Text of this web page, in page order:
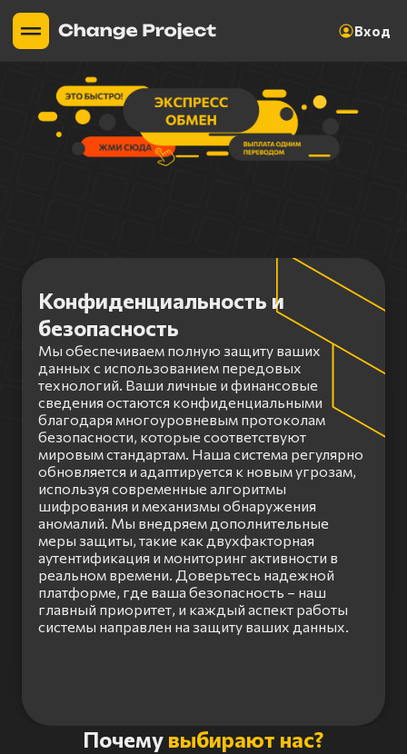
Вход
Конфиденциальность и
безопасность
Мы обеспечиваем полную защиту ваших
данных с использованием передовых
технологий. Ваши личные и финансовые
сведения остаются конфиденциальными
благодаря многоуровневым протоколам
безопасности, которые соответствуют
мировым стандартам. Наша система регулярно
обновляется и адаптируется к новым угрозам,
используя современные алгоритмы
шифрования и механизмы обнаружения
аномалий. Мы внедряем дополнительные
меры защиты, такие как двухфакторная
аутентификация и мониторинг активности в
реальном времени. Доверьтесь надежной
платформе, где ваша безопасность – наш
главный приоритет, и каждый аспект работы
системы направлен на защиту ваших данных.
Почему выбирают нас?